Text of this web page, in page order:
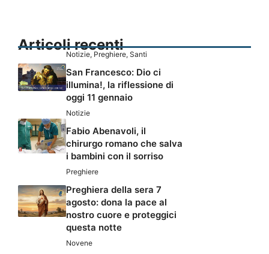
Articoli recenti
Notizie, Preghiere, Santi
San Francesco: Dio ci
illumina!, la riflessione di
oggi 11 gennaio
Notizie
Fabio Abenavoli, il
chirurgo romano che salva
i bambini con il sorriso
Preghiere
Preghiera della sera 7
agosto: dona la pace al
nostro cuore e proteggici
questa notte
Novene